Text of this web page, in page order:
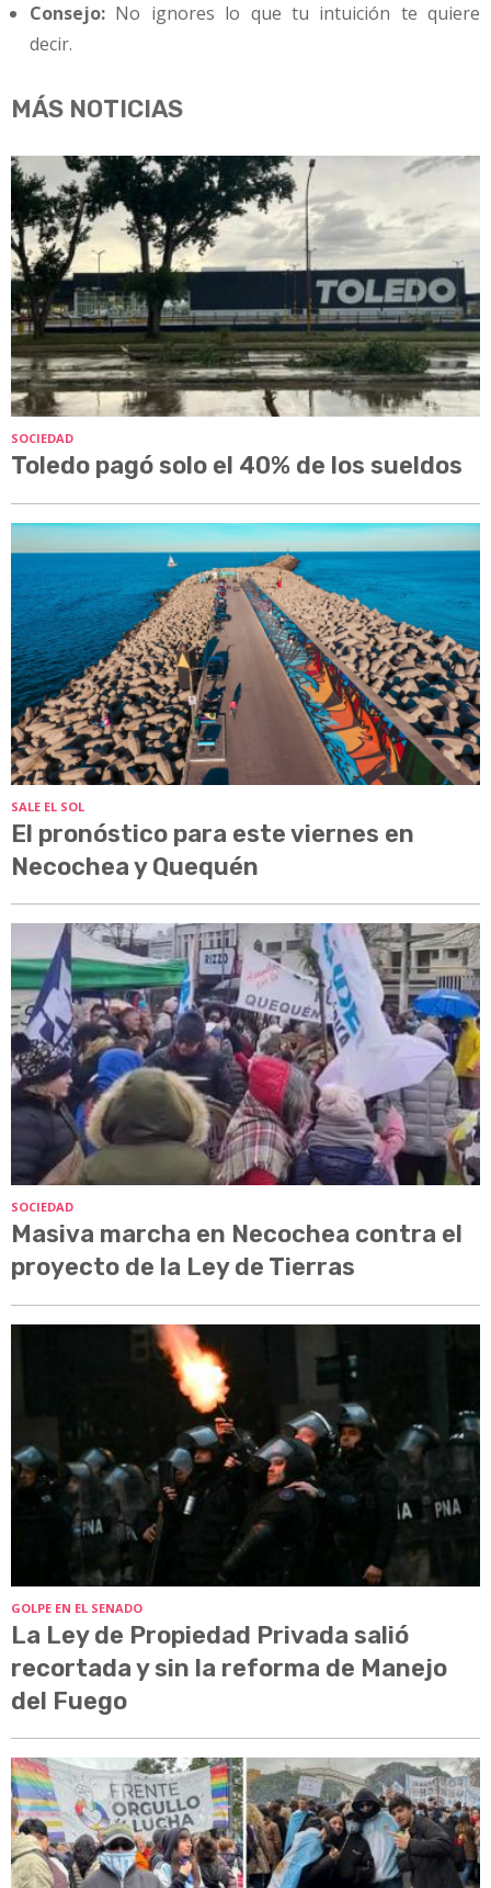
Consejo: No ignores lo que tu intuición te quiere
decir.
MÁS NOTICIAS
SOCIEDAD
Toledo pagó solo el 40% de los sueldos
SALE EL SOL
El pronóstico para este viernes en
Necochea y Quequén
SOCIEDAD
Masiva marcha en Necochea contra el
proyecto de la Ley de Tierras
GOLPE EN EL SENADO
La Ley de Propiedad Privada salió
recortada y sin la reforma de Manejo
del Fuego